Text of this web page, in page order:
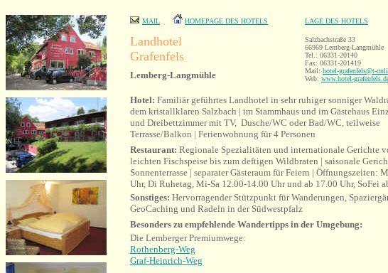
MAIL HOMEPAGE DES HOTELS LAGE DES HOTELS
Landhotel
Grafenfels
Lemberg-Langmühle
Salzbachstraße 33
66969 Lemberg-Langmühle
Tel.: 06331-20140
Fax: 06331-201419
Mail: hotel-grafenfels@t-
Web: www.hotel-
Hotel: Familiär geführtes Landhotel in sehr ruhiger sonniger
dem kristallklaren Salzbach | im Stammhaus und im Gästehaus
und Dreibettzimmer mit TV, Dusche/WC oder Bad/WC, teilweise
Terrasse/Balkon | Ferienwohnung für 4 Personen
Restaurant: Regionale Spezialitäten und internationale Gerichte
leichten Fischspeise bis zum deftigen Wildbraten | saisonale
Sonnenterrasse | separater Gästeraum für Feiern | Öffnungszeiten:
Uhr, Di Ruhetag, Mi-Sa 12.00-14.00 Uhr und ab 17.00 Uhr, SoFei
Sonstiges: Hervorragender Stützpunkt für Wanderungen,
GeoCaching und Radeln in der Südwestpfalz
Besonders zu empfehlende Wandertipps in der Umgebung:
Die Lemberger Premiumwege:
Rothenberg-Weg
Graf-Heinrich-Weg